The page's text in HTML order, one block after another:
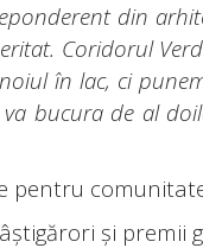
din
Coridorul
în lac, ci
bucura de al
pentru
şi premii